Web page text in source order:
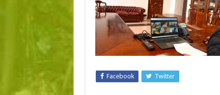
Facebook Twitter